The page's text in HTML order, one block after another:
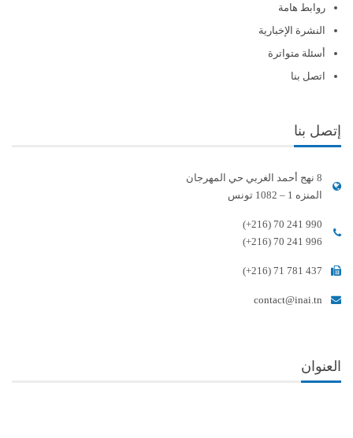
روابط هامة
النشرة الإخبارية
أسئلة متواترة
اتصل بنا
إتصل بنا
8 نهج أحمد الغربي حي المهرجان
المنزه 1 – 1082 تونس
(+216) 70 241 990
(+216) 70 241 996
(+216) 71 781 437
contact@inai.tn
العنوان